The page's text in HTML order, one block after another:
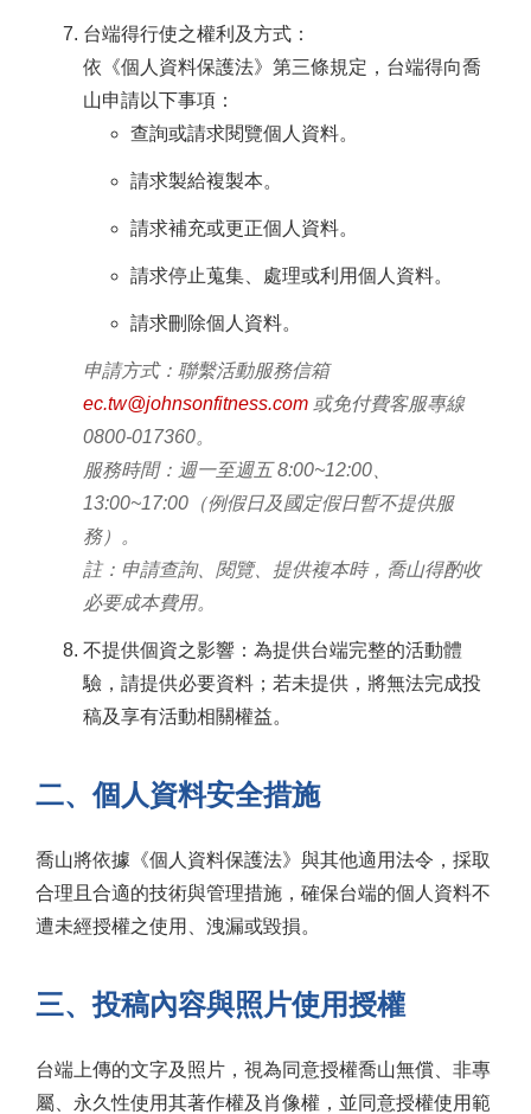
台端得行使之權利及方式：
依《個人資料保護法》第三條規定，台端得向喬
山申請以下事項：
查詢或請求閱覽個人資料。
請求製給複製本。
請求補充或更正個人資料。
請求停止蒐集、處理或利用個人資料。
請求刪除個人資料。
申請方式：聯繫活動服務信箱
ec.tw@johnsonfitness.com 或免付費客服專線
0800-017360。
服務時間：週一至週五 8:00~12:00、
13:00~17:00（例假日及國定假日暫不提供服
務）。
註：申請查詢、閱覽、提供複本時，喬山得酌收
必要成本費用。
不提供個資之影響：為提供台端完整的活動體
驗，請提供必要資料；若未提供，將無法完成投
稿及享有活動相關權益。
二、個人資料安全措施
喬山將依據《個人資料保護法》與其他適用法令，採取
合理且合適的技術與管理措施，確保台端的個人資料不
遭未經授權之使用、洩漏或毀損。
三、投稿內容與照片使用授權
台端上傳的文字及照片，視為同意授權喬山無償、非專
屬、永久性使用其著作權及肖像權，並同意授權使用範